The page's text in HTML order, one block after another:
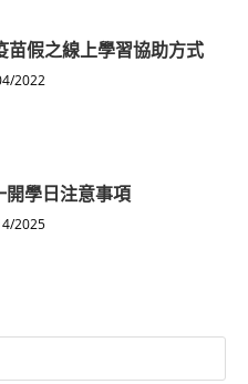
苗假之線上學習協助方式
2022
學日注意事項
2025